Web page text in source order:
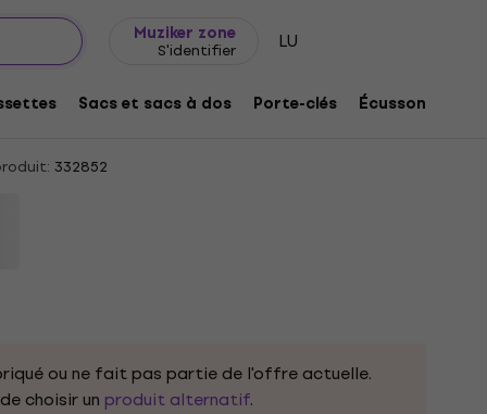
Muziker zone
S'identifier LU
Sacs et sacs à dos Porte-clés Écussons/
Inn White XL T-shirt
332852
ou ne fait pas partie de l'offre actuelle.
choisir un produit alternatif.